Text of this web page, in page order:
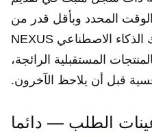
المحدد وبأقل قدر من
المتاعب. حتى أن محرك الذكاء الاصطناعي NEXUS
المستقبلية الرائجة،
قبل أن يلاحظ الآخرون.